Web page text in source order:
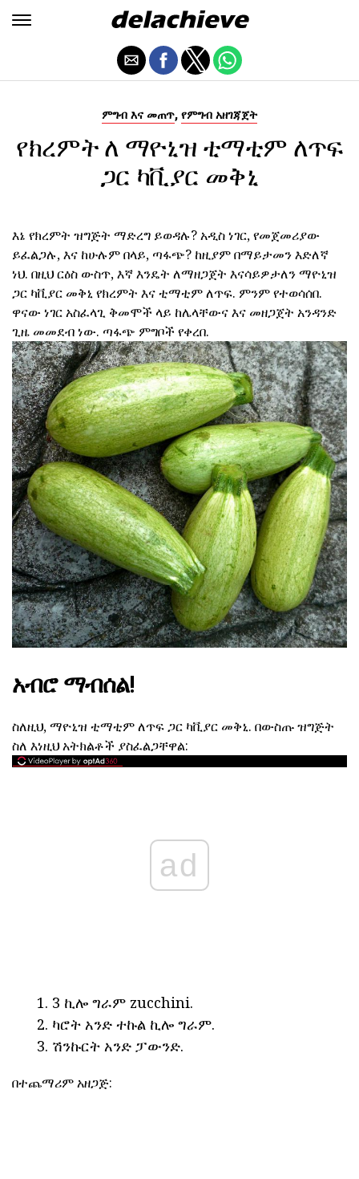
ምግብ እና መጠጥ, የምግብ አዘገጃጀት
የክረምት ለ ማዮኒዝ ቲማቲም ለጥፍ
ጋር ካቪያር መቅኒ
እኔ የክረምት ዝግጅት ማድረግ ይወዳሉ? አዲስ ነገር, የመጀመሪያው
ይፈልጋሉ, እና ከሁሉም በላይ, ጣፋጭ? ከዚያም በማይታመን እድለኛ
ነህ. በዚህ ርዕስ ውስጥ, እኛ እንዴት ለማዘጋጀት እናሳይዎታለን ማዮኒዝ
ጋር ካቪያር መቅኒ የክረምት እና ቲማቲም ለጥፍ. ምንም የተወሳሰበ.
ዋናው ነገር አስፈላጊ ቅመሞች ላይ ከሌላቸውና እና መዘጋጀት አንዳንድ
ጊዜ መመደብ ነው. ጣፋጭ ምግቦች የቀረበ.
አብሮ ማብሰል!
ስለዚህ, ማዮኒዝ ቲማቲም ለጥፍ ጋር ካቪያር መቅኒ. በውስጡ ዝግጅት
ስለ እነዚህ አትክልቶች ያስፈልጋቸዋል:
ad
3 ኪሎ ግራም zucchini.
ካሮት አንድ ተኩል ኪሎ ግራም.
ሽንኩርት አንድ ፓውንድ.
በተጨማሪም አዘጋጅ: